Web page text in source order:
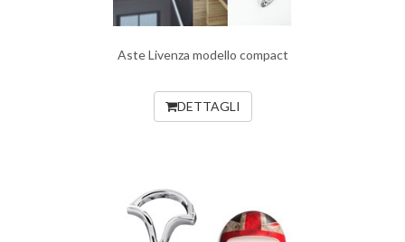
Aste Livenza modello compact
DETTAGLI